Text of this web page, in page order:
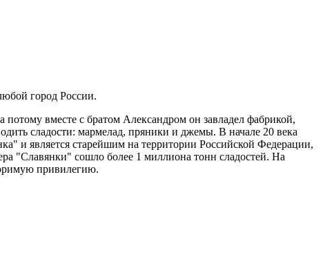
город России.
вместе с братом Александром он завладел фабрикой,
сладости: мармелад, пряники и джемы. В начале 20 века
и является старейшим на территории Российской Федерации,
"Славянки" сошло более 1 миллиона тонн сладостей. На
привилегию.